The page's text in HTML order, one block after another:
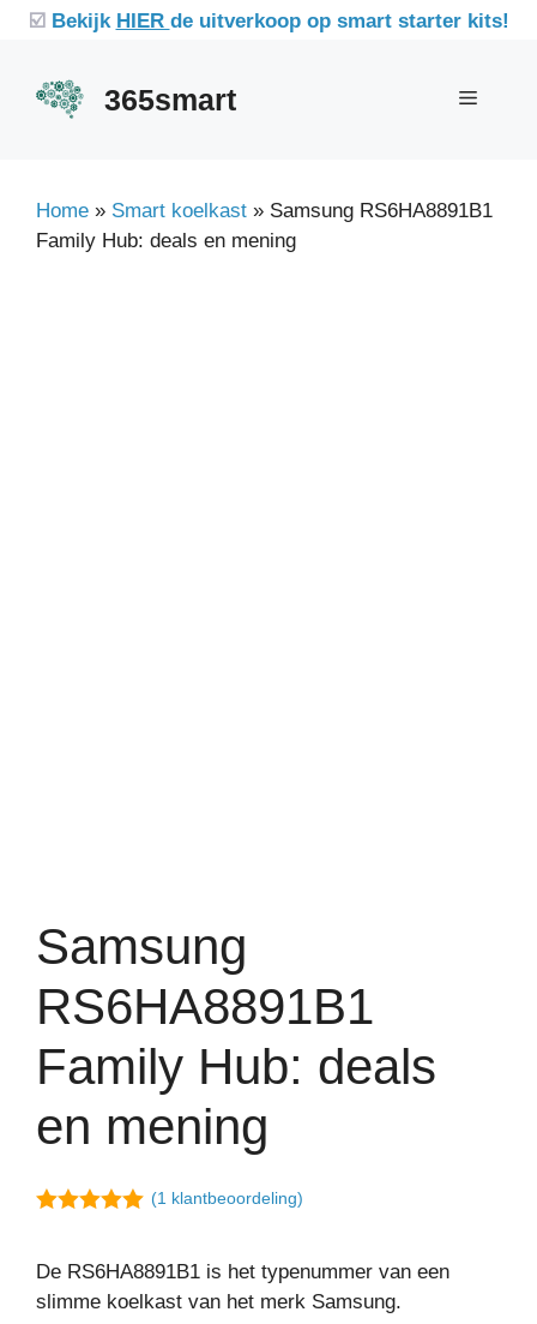
inhoud
☑️ Bekijk HIER de uitverkoop op smart starter kits!
365smart Menu
Home » Smart koelkast » Samsung RS6HA8891B1
Family Hub: deals en mening
Samsung
RS6HA8891B1
Family Hub: deals
en mening
(1klantbeoordeling)
De RS6HA8891B1 is het typenummer van een
slimme koelkast van het merk Samsung.